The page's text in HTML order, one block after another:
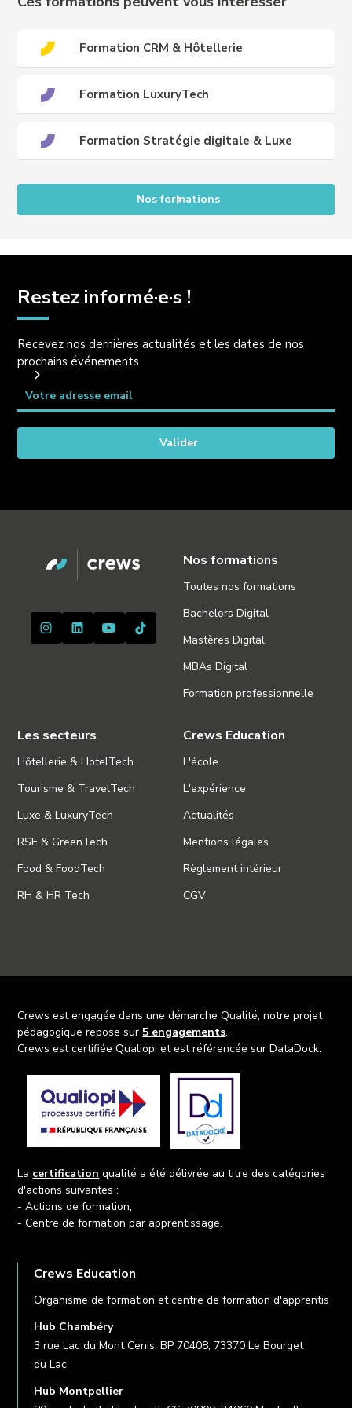
Formation CRM & Hôtellerie
Formation LuxuryTech
Formation Stratégie digitale & Luxe
Nos formations
Restez informé·e·s !
Recevez nos dernières actualités et les dates de nos
prochains événements
Nos formations
Toutes nos formations
Bachelors Digital
Mastères Digital
MBAs Digital
Formation professionnelle
Les secteurs
Hôtellerie & HotelTech
Tourisme & TravelTech
Luxe & LuxuryTech
RSE & GreenTech
Food & FoodTech
RH & HR Tech
Crews Education
L'école
L'expérience
Actualités
Mentions légales
Règlement intérieur
CGV
Crews est engagée dans une démarche Qualité, notre projet
pédagogique repose sur 5 engagements.
Crews est certifiée Qualiopi et est référencée sur DataDock.
La certification qualité a été délivrée au titre des catégories
d'actions suivantes :
- Actions de formation,
- Centre de formation par apprentissage.
Crews Education
Organisme de formation et centre de formation d'apprentis
Hub Chambéry
3 rue Lac du Mont Cenis, BP 70408, 73370 Le Bourget
du Lac
Hub Montpellier